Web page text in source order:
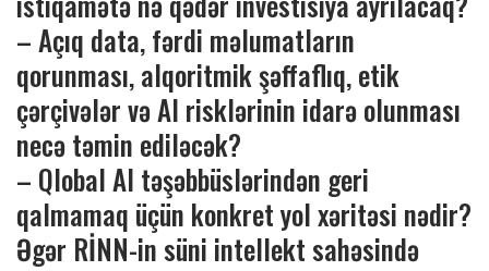
– Açıq data, fərdi məlumatların
qorunması, alqoritmik şəffaflıq, etik
çərçivələr və AI risklərinin idarə olunması
necə təmin ediləcək?
– Qlobal AI təşəbbüslərindən geri
qalmamaq üçün konkret yol xəritəsi nədir?
Əgər RİNN-in süni intellekt sahəsində